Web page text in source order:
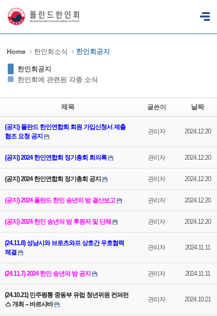
Home 한인회소식 한인회공지
한인회공지
한인회에 관련된 각종 소식
제목 글쓴이 날짜
(공지) 폴란드 한인연합회 회원 가입신청서 제출
협조 요청 공지
관리자 2024.12.20
(공지) 2024 한인연합회 정기총회 회의록 관리자 2024.12.20
(공지) 2024 한인연합회 정기총회 공지 관리자 2024.12.20
(공지) 2024 폴란드 한인 송년의 밤 결산보고 관리자 2024.12.20
(공지) 2024 한인 송년의 밤 후원자 및 단체 관리자 2024.12.20
(24.11.8) 성남시와 브로츠와프 상호간 우호협력
체결
관리자 2024.11.11
(24.11.7) 2024 한인 송년의 밤 공지 관리자 2024.11.11
(24.10.21) 민주평통 중동부 유럽 청년위원 컨퍼런
스 개최 -- 바르샤바
관리자 2024.10.21